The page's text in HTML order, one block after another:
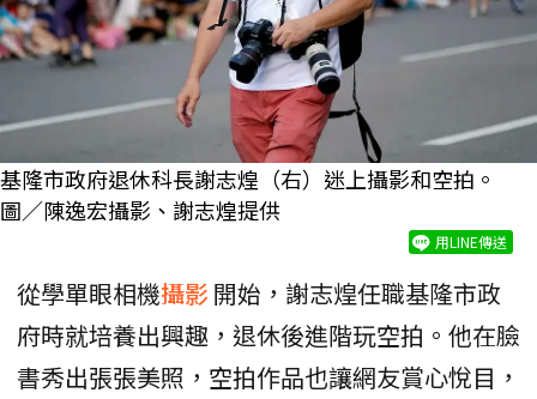
基隆市政府退休科長謝志煌（右）迷上攝影和空拍。
圖／陳逸宏攝影、謝志煌提供
用LINE傳送
從學單眼相機攝影 開始，謝志煌任職基隆市政
府時就培養出興趣，退休後進階玩空拍。他在臉
書秀出張張美照，空拍作品也讓網友賞心悅目，